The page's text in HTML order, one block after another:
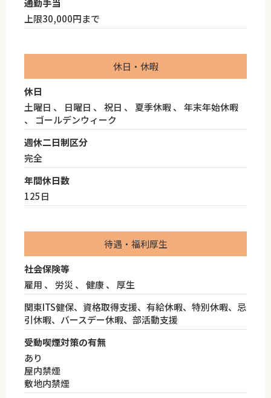
通勤手当
上限30,000円まで
休日・休暇
休日
土曜日 、 日曜日 、 祝日 、 夏季休暇 、 年末年始休暇
、 ゴールデンウィーク
週休二日制区分
完全
年間休日数
125日
待遇・福利厚生
社会保険等
雇用 、 労災 、 健康 、 厚生
関東ITS健保、資格取得支援、有給休暇、特別休暇、忌
引休暇、バースデー休暇、部活動支援
受動喫煙対策の有無
あり
屋内禁煙
敷地内禁煙